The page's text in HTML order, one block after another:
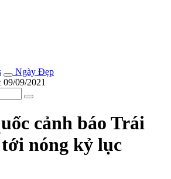
Ngày Đẹp
09/2021
cảnh báo Trái
nóng kỷ lục